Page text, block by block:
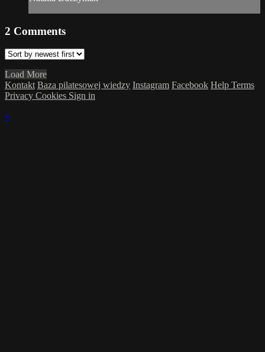
2 Comments
Load More
Kontakt Baza pilatesowej wiedzy Instagram Facebook Help Terms
Privacy Cookies Sign in
×